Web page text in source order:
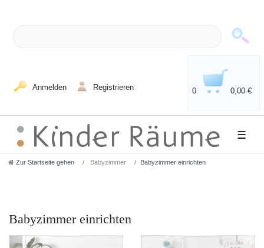
Anmelden Registrieren 0 0,00 €
☰
Zur Startseite gehen Babyzimmer Babyzimmer einrichten
Babyzimmer einrichten